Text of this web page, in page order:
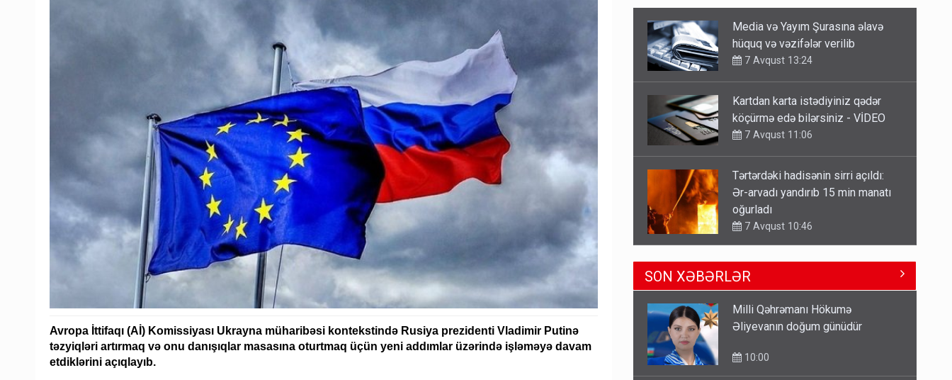
Avropa İttifaqı (Aİ) Komissiyası Ukrayna müharibəsi kontekstində Rusiya prezidenti Vladimir Putinə
təzyiqləri artırmaq və onu danışıqlar masasına oturtmaq üçün yeni addımlar üzərində işləməyə davam
etdiklərini açıqlayıb.
Kartdan karta istədiyiniz qədər
köçürmə edə bilərsiniz - VİDEO
7 Avqust 11:06
Tərtərdəki hadisənin sirri açıldı:
Ər-arvadı yandırıb 15 min manatı
oğurladı
Əhaliyə hava ilə bağlı VACİB
XƏBƏRDARLIQ - Saat 11:00-dan…
7 Avqust 09:15
Gedişi var, dönüşü yox: Bakı-
Tbilisi-Bakı qatarına bilet
7 Avqust 23:17
Geri çağırılan səfir Abel
SON XƏBƏRLƏR
Milli Qəhrəmanı Hökumə
Əliyevanın doğum günüdür
10:00